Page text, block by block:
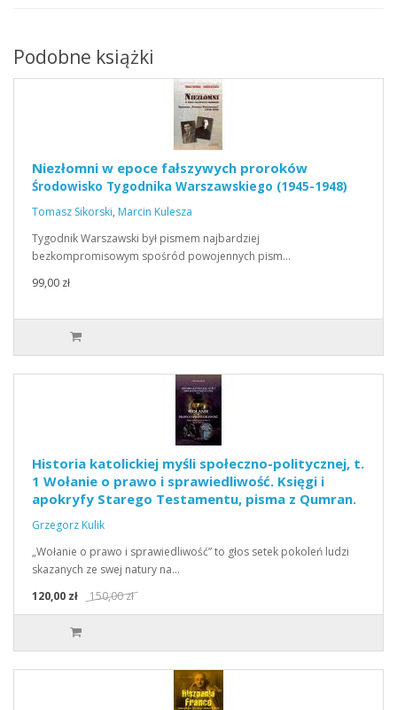
Podobne książki
Niezłomni w epoce fałszywych proroków
Środowisko Tygodnika Warszawskiego (1945-1948)
Tomasz Sikorski, Marcin Kulesza
Tygodnik Warszawski był pismem najbardziej
bezkompromisowym spośród powojennych pism…
99,00 zł
Historia katolickiej myśli społeczno-politycznej, t.
1 Wołanie o prawo i sprawiedliwość. Księgi i
apokryfy Starego Testamentu, pisma z Qumran.
Grzegorz Kulik
„Wołanie o prawo i sprawiedliwość” to głos setek pokoleń ludzi
skazanych ze swej natury na…
120,00 zł
150,00 zł